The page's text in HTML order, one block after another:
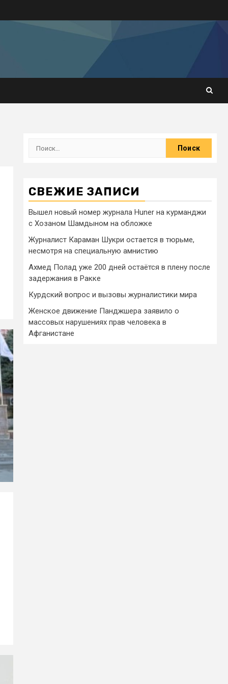
СВЕЖИЕ ЗАПИСИ
Вышел новый номер журнала Huner на курманджи
с Хозаном Шамдыном на обложке
Журналист Караман Шукри остается в тюрьме,
несмотря на специальную амнистию
Ахмед Полад уже 200 дней остаётся в плену после
задержания в Ракке
Курдский вопрос и вызовы журналистики мира
Женское движение Панджшера заявило о
массовых нарушениях прав человека в
Афганистане